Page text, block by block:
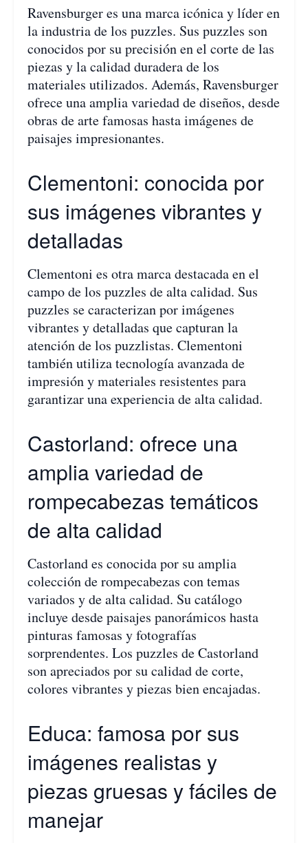
Ravensburger es una marca icónica y líder en
la industria de los puzzles. Sus puzzles son
conocidos por su precisión en el corte de las
piezas y la calidad duradera de los
materiales utilizados. Además, Ravensburger
ofrece una amplia variedad de diseños, desde
obras de arte famosas hasta imágenes de
paisajes impresionantes.
Clementoni: conocida por
sus imágenes vibrantes y
detalladas
Clementoni es otra marca destacada en el
campo de los puzzles de alta calidad. Sus
puzzles se caracterizan por imágenes
vibrantes y detalladas que capturan la
atención de los puzzlistas. Clementoni
también utiliza tecnología avanzada de
impresión y materiales resistentes para
garantizar una experiencia de alta calidad.
Castorland: ofrece una
amplia variedad de
rompecabezas temáticos
de alta calidad
Castorland es conocida por su amplia
colección de rompecabezas con temas
variados y de alta calidad. Su catálogo
incluye desde paisajes panorámicos hasta
pinturas famosas y fotografías
sorprendentes. Los puzzles de Castorland
son apreciados por su calidad de corte,
colores vibrantes y piezas bien encajadas.
Educa: famosa por sus
imágenes realistas y
piezas gruesas y fáciles de
manejar